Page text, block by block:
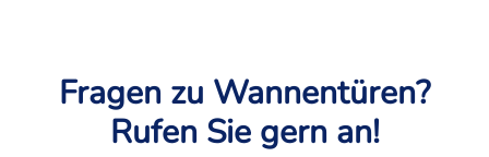
Fragen zu Wannentüren?
Rufen Sie gern an!